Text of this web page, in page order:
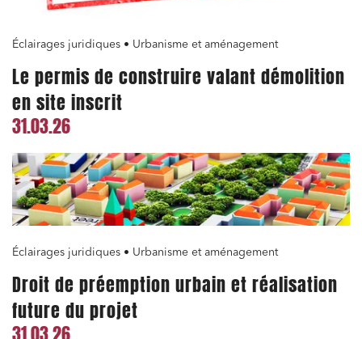
Éclairages juridiques • Urbanisme et aménagement
Le permis de construire valant démolition
en site inscrit
31.03.26
Éclairages juridiques • Urbanisme et aménagement
Droit de préemption urbain et réalisation
future du projet